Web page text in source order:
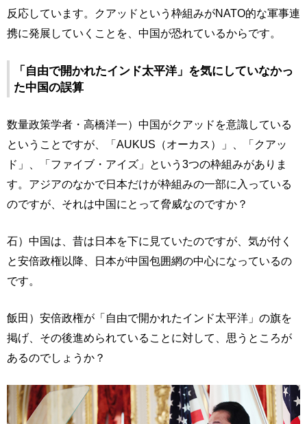
反応しています。クアッドという枠組みがNATO的な軍事連
携に発展していくことを、中国が恐れているからです。
「自由で開かれたインド太平洋」を気にしていなかっ
た中国の誤算
数量政策学者・高橋洋一）中国がクアッドを意識している
ということですが、「AUKUS（オーカス）」、「クアッ
ド」、「ファイブ・アイズ」という3つの枠組みがありま
す。アジアのなかで日本だけが枠組みの一部に入っている
のですが、それは中国にとって脅威なのですか？
石）中国は、昔は日本を下に見ていたのですが、気が付く
と安倍政権以降、日本が中国包囲網の中心になっているの
です。
飯田）安倍政権が「自由で開かれたインド太平洋」の旗を
掲げ、その後進められていることに対して、思うところが
あるのでしょうか？